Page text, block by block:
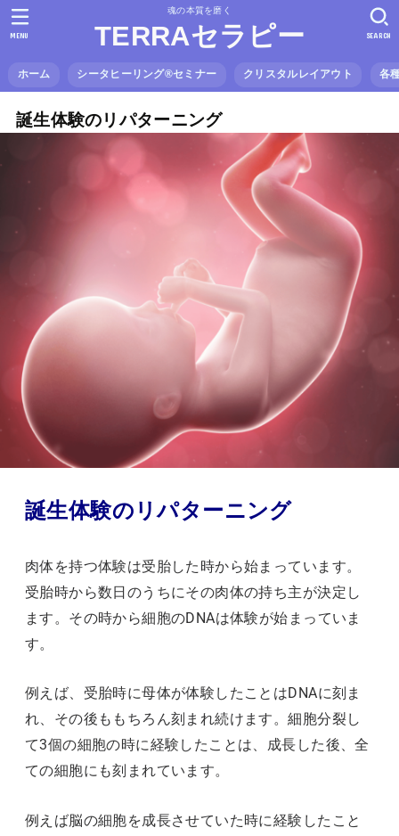
魂の本質を磨く
TERRAセラピー
ホーム シータヒーリング®️セミナー クリスタルレイアウト 各
SEARCH
MENU
誕生体験のリパターニング
誕生体験のリパターニング
肉体を持つ体験は受胎した時から始まっています。
受胎時から数日のうちにその肉体の持ち主が決定し
ます。その時から細胞のDNAは体験が始まっていま
す。
例えば、受胎時に母体が体験したことはDNAに刻ま
れ、その後ももちろん刻まれ続けます。細胞分裂し
て3個の細胞の時に経験したことは、成長した後、全
ての細胞にも刻まれています。
例えば脳の細胞を成長させていた時に経験したこと